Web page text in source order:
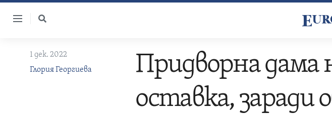
Skip
1 дек. 2022
Глория Георгиева
Придворна дама
оставка, заради